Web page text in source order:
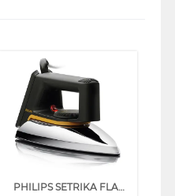
PHILIPS SETRIKA FLAT IRON HD1172/99